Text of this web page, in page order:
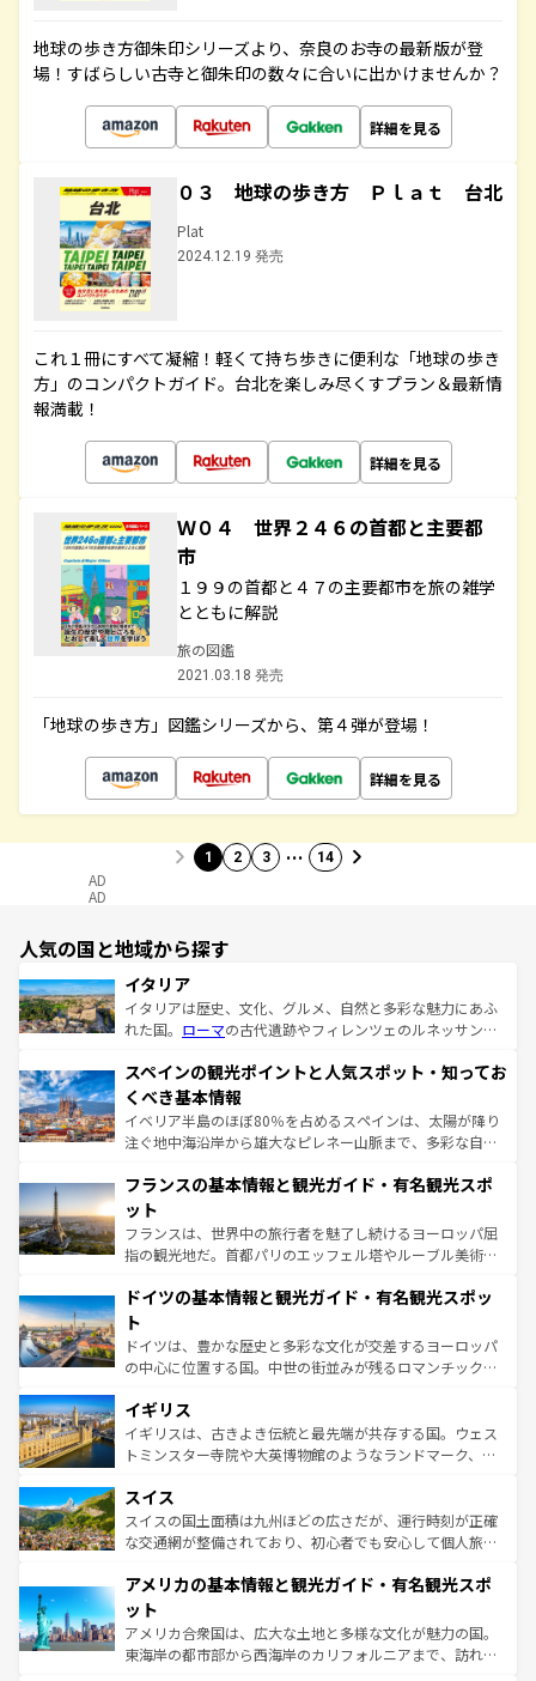
地球の歩き方御朱印シリーズより、奈良のお寺の最新版が登
場！すばらしい古寺と御朱印の数々に合いに出かけませんか？
詳細を見る
０３ 地球の歩き方 Ｐｌａｔ 台北
Plat
2024.12.19 発売
これ１冊にすべて凝縮！軽くて持ち歩きに便利な「地球の歩き
方」のコンパクトガイド。台北を楽しみ尽くすプラン＆最新情
報満載！
詳細を見る
Ｗ０４ 世界２４６の首都と主要都
市
１９９の首都と４７の主要都市を旅の雑学
とともに解説
旅の図鑑
2021.03.18 発売
「地球の歩き方」図鑑シリーズから、第４弾が登場！
詳細を見る
1 2 3 … 14
AD
AD
人気の国と地域から探す
イタリア
イタリアは歴史、文化、グルメ、自然と多彩な魅力にあふ
れた国。 ローマの古代遺跡やフィレンツェのルネッサンス
ろん、トスカーナの美しい田園風景やアマルフィ海岸の絶
景など、自然景観も見逃せない。観光の合間には、本場の
ピザやパスタなど、絶品のイタリア料理を堪能することも
できる。朝目覚めてから夜眠るまで、すべての瞬間を楽し
なお、新着のイタリア情報はコンテンツ一覧を参照してほ
しい。
スペインの観光ポイントと人気スポット・知ってお
くべき基本情報
イベリア半島のほぼ80％を占めるスペインは、太陽が降り
注ぐ地中海沿岸から雄大なピレネー山脈まで、多彩な自然
文化が根付くこの国では、情熱的なフラメンコ、熱気あふ
れる闘牛、そして美味しいタパスが生活の一部となってい
る。首都マドリードの洗練された雰囲気や、バルセロナの
アートに溢れた街角から、地方では古代ローマ遺跡や中世
せる。地方によって風土や気候が異なるスペインはその個
ンテンツ一覧 を参照してほしい。
フランスの基本情報と観光ガイド・有名観光スポ
ット
フランスは、世界中の旅行者を魅了し続けるヨーロッパ屈
指の観光地だ。首都パリのエッフェル塔やルーブル美術館
で、幅広い魅力が詰まっている。華麗な宮殿、歴史的な大
聖堂、美しいビーチ、そして豊かな自然が、訪れる者を心
から魅了する。また、フランスは美食の国としても知ら
れ、フランス料理はユネスコ無形文化遺産にも登録されて
香り高いラベンダー畑など、多彩な楽しみ方が可能だ。さ
らに、パリ以外の地域にも魅力が溢れており、どの街角に
も豊かな歴史と文化が息づいている。パリ以外の個性あふ
を参照してほしい。
ドイツの基本情報と観光ガイド・有名観光スポッ
ト
ドイツは、豊かな歴史と多彩な文化が交差するヨーロッパ
の中心に位置する国。中世の街並みが残るロマンチック街
顔を持つこの国は、どこを歩いても飽きることがない。ベ
ルリンの文化的活気、バイエルン州のアルプスの絶景、そ
してライン川沿いのワイン畑といった風景は必見。ビール
は、お酒好きな人にはぜひ体験してほしい。 なお、新着の
ドイツ情報はコンテンツ一覧を参照してほしい。
イギリス
イギリスは、古きよき伝統と最先端が共存する国。ウェス
トミンスター寺院や大英博物館のようなランドマーク、歴
リアごとに異なる魅力がある。また、優雅なアフタヌーン
ティー、ビール好きにはたまらない英国パブ、サッカー観
戦など、本場だからこそできる体験も豊富。イギリスを旅
ンツ一覧を参照してほしい。
スイス
スイスの国土面積は九州ほどの広さだが、運行時刻が正確
な交通網が整備されており、初心者でも安心して個人旅行
の建物がそのまま残る町や、スイスならではのユニークな
博物館もあり、アルプス観光だけでなく町歩きも満喫する
ことができる。国民の所得が高いため物価も高いが、旅行
者向けの交通パス提供のサービスもあり、うまく活用すれ
アメリカの基本情報と観光ガイド・有名観光スポ
ット
アメリカ合衆国は、広大な土地と多様な文化が魅力の国。
東海岸の都市部から西海岸のカリフォルニアまで、訪れる